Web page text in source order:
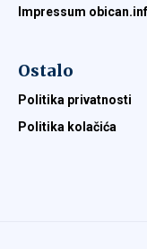
Impressum
Ostalo
Politika privatnosti
Politika kolačića